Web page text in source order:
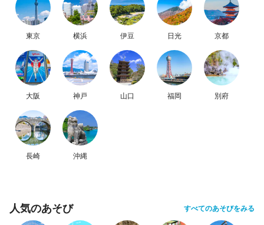
東京 横浜 伊豆 日光 京都
大阪 神戸 山口 福岡 別府
長崎 沖縄
人気のあそび すべてのあそびをみる